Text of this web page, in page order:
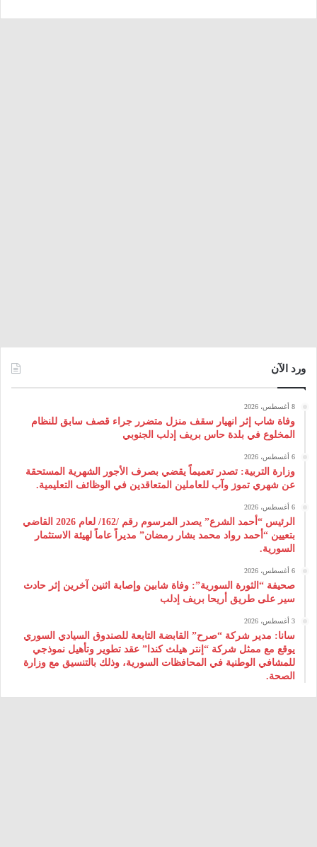
ورد الآن
8 أغسطس، 2026
وفاة شاب إثر انهيار سقف منزل متضرر جراء قصف سابق للنظام
المخلوع في بلدة حاس بريف إدلب الجنوبي
6 أغسطس، 2026
وزارة التربية: تصدر تعميماً يقضي بصرف الأجور الشهرية المستحقة
عن شهري تموز وآب للعاملين المتعاقدين في الوظائف التعليمية.
6 أغسطس، 2026
الرئيس “أحمد الشرع” يصدر المرسوم رقم /162/ لعام 2026 ‌القاضي
بتعيين “أحمد رواد محمد بشار رمضان” مديراً عاماً لهيئة ‌الاستثمار
السورية.
6 أغسطس، 2026
صحيفة “الثورة السورية”: وفاة شابين وإصابة اثنين آخرين إثر حادث
سير على طريق أريحا بريف إدلب
3 أغسطس، 2026
سانا: مدير شركة “صرح” القابضة التابعة للصندوق السيادي السوري
يوقع مع ممثل شركة “إنتر هيلث كندا” عقد تطوير وتأهيل نموذجي
للمشافي الوطنية في المحافظات السورية، وذلك بالتنسيق مع وزارة
الصحة.